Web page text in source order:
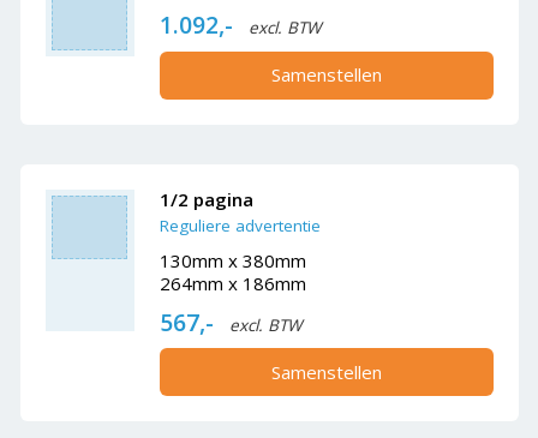
1.092,- excl. BTW
Samenstellen
1/2 pagina
Reguliere advertentie
130mm x 380mm
264mm x 186mm
567,- excl. BTW
Samenstellen